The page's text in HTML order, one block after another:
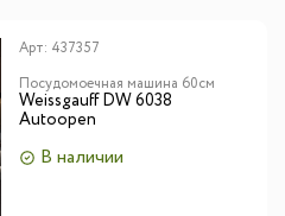
Арт: 437357
Посудомоечная машина 60см
Weissgauff DW 6038
Autoopen
В наличии